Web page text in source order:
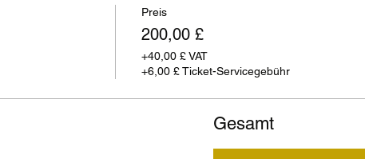
Preis
200,00 £
+40,00 £ VAT
+6,00 £ Ticket-Servicegebühr
Gesamt